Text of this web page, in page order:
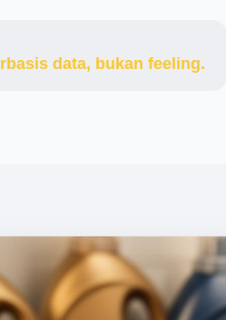
data, bukan feeling.